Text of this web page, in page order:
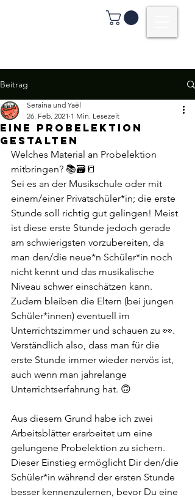
Beitrag
eine Probelektion
gestalten
Seraina und Yaël
26. Feb. 2021 1 Min. Lesezeit
Welches Material an Probelektion
mitbringen? 📚🗃📒
Sei es an der Musikschule oder mit
einem/einer Privatschüler*in; die erste
Stunde soll richtig gut gelingen! Meist
ist diese erste Stunde jedoch gerade
am schwierigsten vorzubereiten, da
man den/die neue*n Schüler*in noch
nicht kennt und das musikalische
Niveau schwer einschätzen kann.
Zudem bleiben die Eltern (bei jungen
Schüler*innen) eventuell im
Unterrichtszimmer und schauen zu 👀.
Verständlich also, dass man für die
erste Stunde immer wieder nervös ist,
auch wenn man jahrelange
Unterrichtserfahrung hat. 🙃
Aus diesem Grund habe ich zwei
Arbeitsblätter erarbeitet um eine
gelungene Probelektion zu sichern.
Dieser Einstieg ermöglicht Dir den/die
Schüler*in während der ersten Stunde
besser kennenzulernen, bevor Du eine